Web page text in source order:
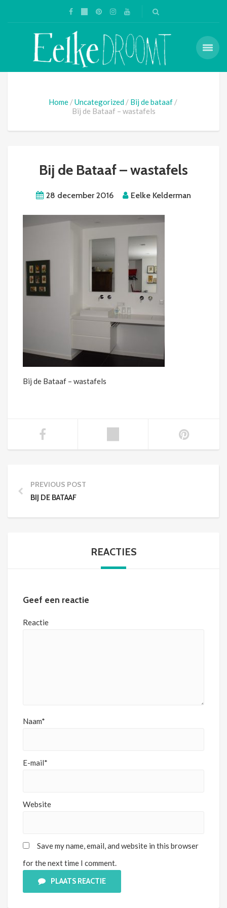
Home Uncategorized
Bij de bataaf
Bij de Bataaf – wastafels
Bij de Bataaf – wastafels
28 december 2016 Eelke Kelderman
Bij de Bataaf – wastafels
PREVIOUS POST
BIJ DE BATAAF
REACTIES
Geef een reactie
Reactie
Naam*
E-mail*
Website
Save my name, email, and website in this browser
for the next time I comment.
PLAATS REACTIE